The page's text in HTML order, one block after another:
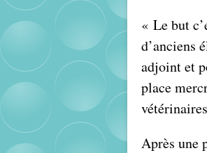
« Le but
d’anciens
adjoint et
place
Après une